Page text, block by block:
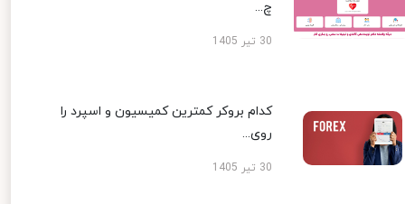
چ...
30 تیر 1405
کدام بروکر کمترین کمیسیون و اسپرد را
روی...
30 تیر 1405